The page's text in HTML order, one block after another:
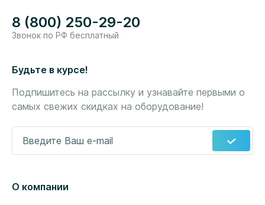
8 (800) 250-29-20
Звонок по РФ бесплатный
Будьте в курсе!
Подпишитесь на рассылку и узнавайте первыми о
самых свежих скидках на оборудование!
О компании